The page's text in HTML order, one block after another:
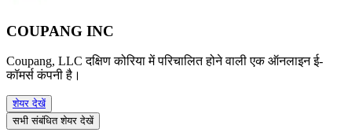
COUPANG INC
Coupang, LLC दक्षिण कोरिया में परिचालित होने वाली एक ऑनलाइन ई-
कॉमर्स कंपनी है।
शेयर देखें
सभी संबंधित शेयर देखें